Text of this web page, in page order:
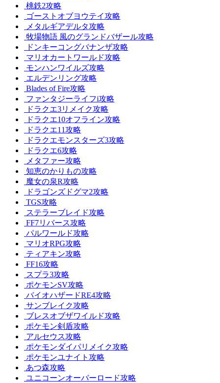
桃鉄2攻略
ゴーストオブヨウテイ攻略
メタルギアデルタ攻略
牧場物語 風のグランドバザール攻略
ドンキーコングバナンザ攻略
マリオカートワールド攻略
モンハンワイルズ攻略
エルデンリング攻略
Blades of Fire攻略
ファンタジーライフi攻略
ドラクエ3リメイク攻略
ドラクエ10オフライン攻略
ドラクエ11攻略
ドラクエモンスターズ3攻略
ドラクエ6攻略
メタファー攻略
知恵のかりもの攻略
魔女の泉R攻略
ドラゴンズドグマ2攻略
TGS攻略
ステラーブレイド攻略
FF7リバース攻略
パルワールド攻略
マリオRPG攻略
ティアキン攻略
FF16攻略
スプラ3攻略
ポケモンSV攻略
バイオハザードRE4攻略
サンブレイク攻略
ブレスオブザワイルド攻略
ポケモン剣盾攻略
アルセウス攻略
ポケモンダイパリメイク攻略
ポケモンユナイト攻略
あつ森攻略
ユニコーンオーバーロード攻略